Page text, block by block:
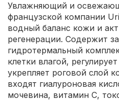
Увлажняющий и
французской компании
водный баланс кожи и
регенерации. Содержит
гидротермальный
клетки влагой,
укрепляет роговой слой
входят гиалуроновая
мочевина, витамин С,